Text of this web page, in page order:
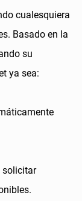
cualesquiera
Basado en la
su
ya sea:
solicitar